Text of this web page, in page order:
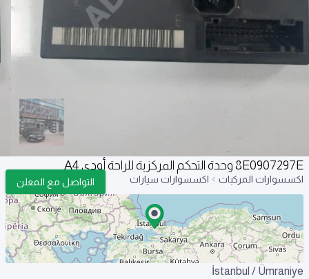
8E0907297E وحدة التحكم المركزية للراحة أودي A4
اكسسوارات المركبات اكسسوارات سيارات التواصل مع المعلن
İstanbul / Ümraniye